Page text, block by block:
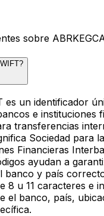
sobre
es un identificador
e instituciones
transferencias
Sociedad para la
Financieras
ayudan a
banco y país
8 u 11 caracteres e
el banco, país,